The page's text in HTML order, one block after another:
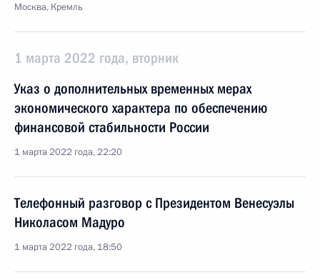
Москва, Кремль
1 марта 2022 года, вторник
Указ о дополнительных временных мерах
экономического характера по обеспечению
финансовой стабильности России
1 марта 2022 года, 22:20
Телефонный разговор с Президентом Венесуэлы
Николасом Мадуро
1 марта 2022 года, 18:50